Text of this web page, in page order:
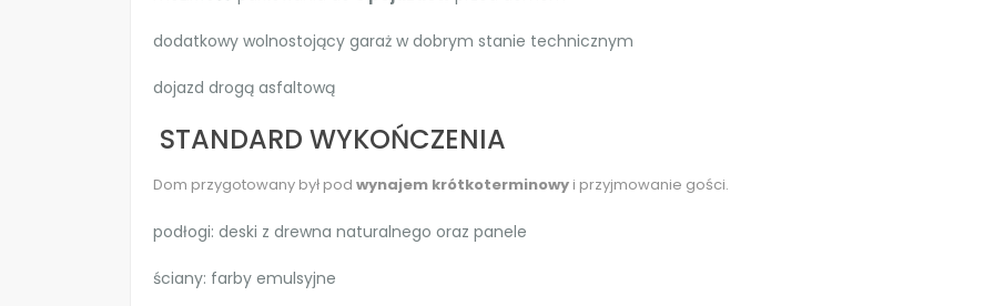
dodatkowy wolnostojący garaż w dobrym stanie technicznym
dojazd drogą asfaltową
STANDARD WYKOŃCZENIA
Dom przygotowany był pod wynajem krótkoterminowy i przyjmowanie gości.
podłogi: deski z drewna naturalnego oraz panele
ściany: farby emulsyjne